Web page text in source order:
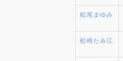
松尾まゆみ
松崎たみ江